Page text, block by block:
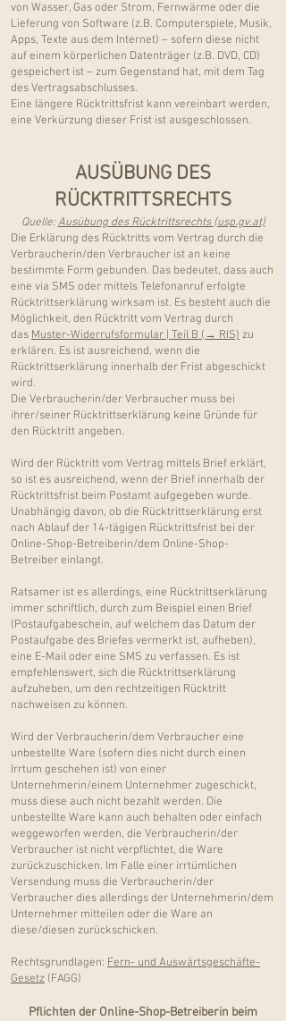
von Wasser, Gas oder Strom, Fernwärme oder die
Lieferung von Software (z.B. Computerspiele, Musik,
Apps, Texte aus dem Internet) – sofern diese nicht
auf einem körperlichen Datenträger (z.B. DVD, CD)
gespeichert ist – zum Gegenstand hat, mit dem Tag
des Vertragsabschlusses.
Eine längere Rücktrittsfrist kann vereinbart werden,
eine Verkürzung dieser Frist ist ausgeschlossen.
AUSÜBUNG DES
RÜCKTRITTSRECHTS
Quelle:Ausübung des Rücktrittsrechts (usp.gv.at)
Die Erklärung des Rücktritts vom Vertrag durch die
Verbraucherin/den Verbraucher ist an keine
bestimmte Form gebunden. Das bedeutet, dass auch
eine via SMS oder mittels Telefonanruf erfolgte
Rücktrittserklärung wirksam ist. Es besteht auch die
Möglichkeit, den Rücktritt vom Vertrag durch
das Muster-Widerrufsformular | Teil B (→ RIS) zu
erklären. Es ist ausreichend, wenn die
Rücktrittserklärung innerhalb der Frist abgeschickt
wird.
Die Verbraucherin/der Verbraucher muss bei
ihrer/seiner Rücktrittserklärung keine Gründe für
den Rücktritt angeben.
Wird der Rücktritt vom Vertrag mittels Brief erklärt,
so ist es ausreichend, wenn der Brief innerhalb der
Rücktrittsfrist beim Postamt aufgegeben wurde.
Unabhängig davon, ob die Rücktrittserklärung erst
nach Ablauf der 14-tägigen Rücktrittsfrist bei der
Online-Shop-Betreiberin/dem Online-Shop-
Betreiber einlangt.
Ratsamer ist es allerdings, eine Rücktrittserklärung
immer schriftlich, durch zum Beispiel einen Brief
(Postaufgabeschein, auf welchem das Datum der
Postaufgabe des Briefes vermerkt ist, aufheben),
eine E-Mail oder eine SMS zu verfassen. Es ist
empfehlenswert, sich die Rücktrittserklärung
aufzuheben, um den rechtzeitigen Rücktritt
nachweisen zu können.
Wird der Verbraucherin/dem Verbraucher eine
unbestellte Ware (sofern dies nicht durch einen
Irrtum geschehen ist) von einer
Unternehmerin/einem Unternehmer zugeschickt,
muss diese auch nicht bezahlt werden. Die
unbestellte Ware kann auch behalten oder einfach
weggeworfen werden, die Verbraucherin/der
Verbraucher ist nicht verpflichtet, die Ware
zurückzuschicken. Im Falle einer irrtümlichen
Versendung muss die Verbraucherin/der
Verbraucher dies allerdings der Unternehmerin/dem
Unternehmer mitteilen oder die Ware an
diese/diesen zurückschicken.
Rechtsgrundlagen: Fern- und Auswärtsgeschäfte-
Gesetz (FAGG)
Pflichten der Online-Shop-Betreiberin beim